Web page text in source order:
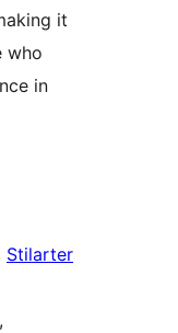
it
who
in
Stilarter